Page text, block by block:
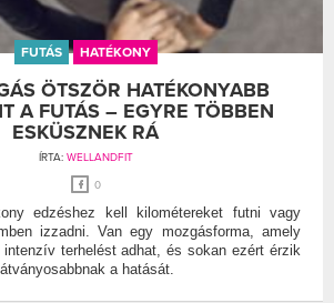
FUTÁS HATÉKONY
ÖTSZÖR HATÉKONYABB
A FUTÁS – EGYRE TÖBBEN
ESKÜSZNEK RÁ
ÍRTA: WELLANDFIT
0
edzéshez kell kilométereket futni vagy
izzadni. Van egy mozgásforma, amely
terhelést adhat, és sokan ezért érzik
látványosabbnak a hatását.